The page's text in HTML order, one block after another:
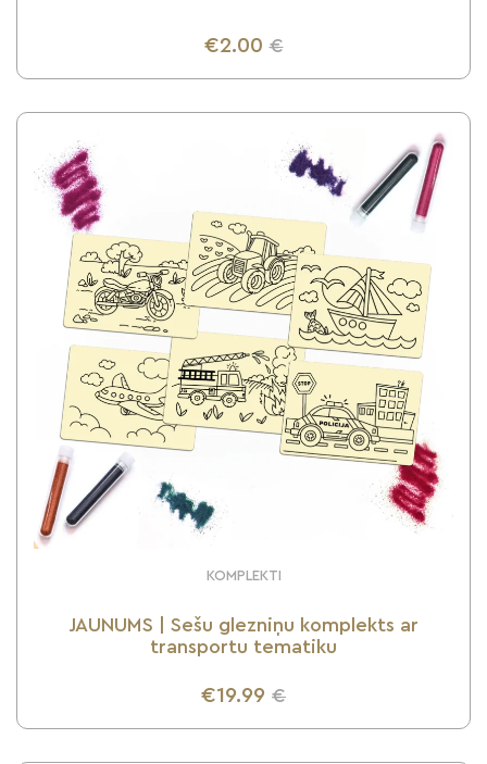
€2.00 €
UZZINI VAIRĀK
KOMPLEKTI
JAUNUMS | Sešu glezniņu komplekts ar
transportu tematiku
€19.99 €
UZZINI VAIRĀK